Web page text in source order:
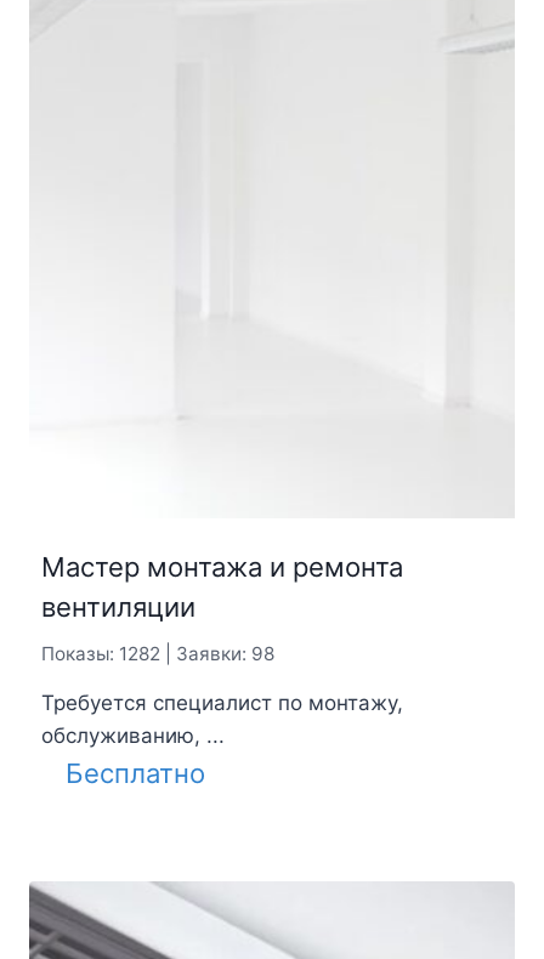
Мастер монтажа и ремонта
вентиляции
Показы: 1282 | Заявки: 98
Требуется специалист по монтажу,
обслуживанию, ...
Бесплатно